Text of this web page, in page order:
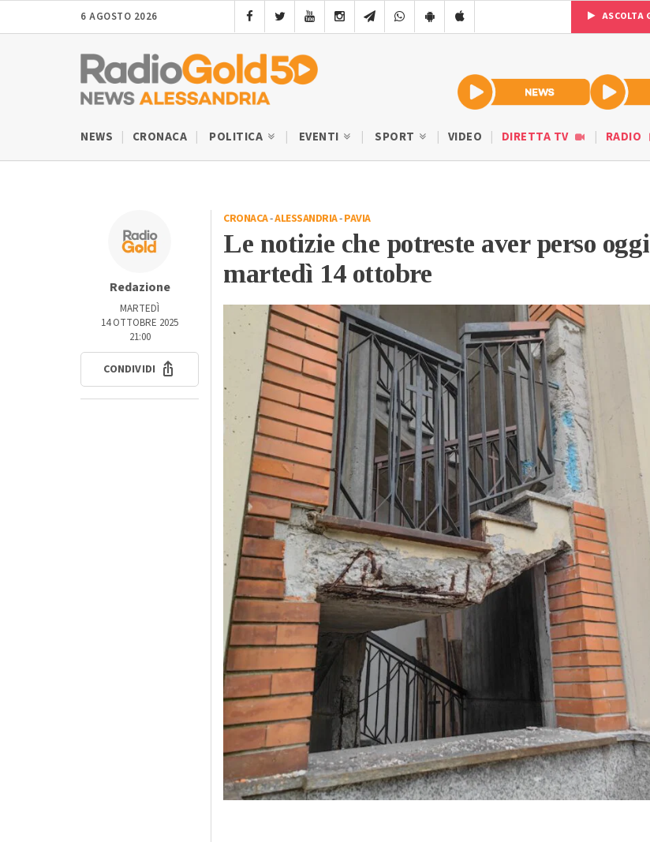
6 AGOSTO 2026 ASCOLTA
NEWS CRONACA POLITICA EVENTI SPORT VIDEO DIRETTA TV RADIO
Redazione
MARTEDÌ
14 OTTOBRE 2025
21:00
CONDIVIDI
CRONACA-ALESSANDRIA-PAVIA
Le notizie che potreste aver perso
martedì 14 ottobre